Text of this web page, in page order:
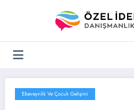
Ebeveynlik Ve Çocuk Gelişimi